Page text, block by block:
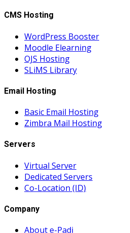
CMS Hosting
WordPress Booster
Moodle Elearning
OJS Hosting
SLiMS Library
Email Hosting
Basic Email Hosting
Zimbra Mail Hosting
Servers
Virtual Server
Dedicated Servers
Co-Location (ID)
Company
About e-Padi